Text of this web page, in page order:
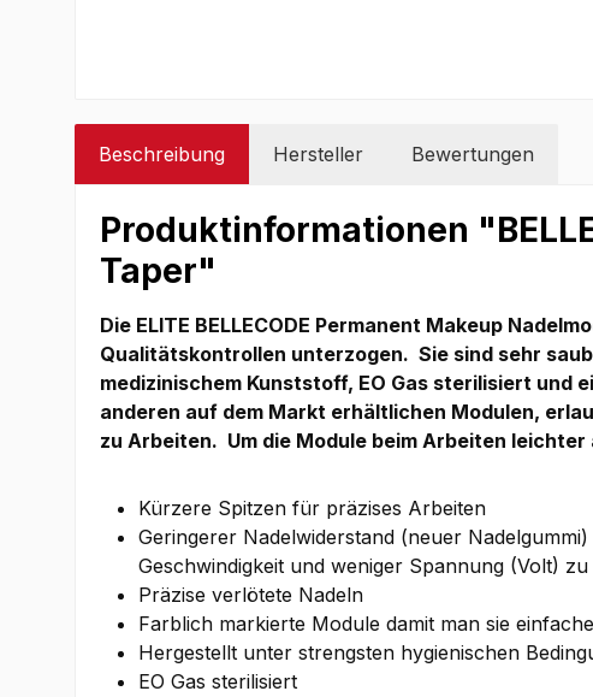
Beschreibung Hersteller Bewertungen
Produktinformationen
Taper"
Die ELITE BELLECODE Permanent Makeup
Qualitätskontrollen unterzogen. Sie sind sehr
medizinischem Kunststoff, EO Gas sterilisiert und
anderen auf dem Markt erhältlichen Modulen,
zu Arbeiten. Um die Module beim Arbeiten
Kürzere Spitzen für präzises Arbeiten
Geringerer Nadelwiderstand (neuer
Geschwindigkeit und weniger Spannung (Volt)
Präzise verlötete Nadeln
Farblich markierte Module damit man sie
Hergestellt unter strengsten hygienischen
EO Gas sterilisiert